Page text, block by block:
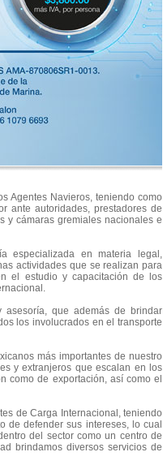
Agentes Navieros, teniendo como
ante autoridades, prestadores de
y cámaras gremiales nacionales e
especializada en materia legal,
actividades que se realizan para
el estudio y capacitación de los
que además de brindar
los involucrados en el transporte
más importantes de nuestro
y extranjeros que escalan en los
como de exportación, así como el
de Carga Internacional, teniendo
de defender sus intereses, lo cual
del sector como un centro de
brindamos diversos servicios de